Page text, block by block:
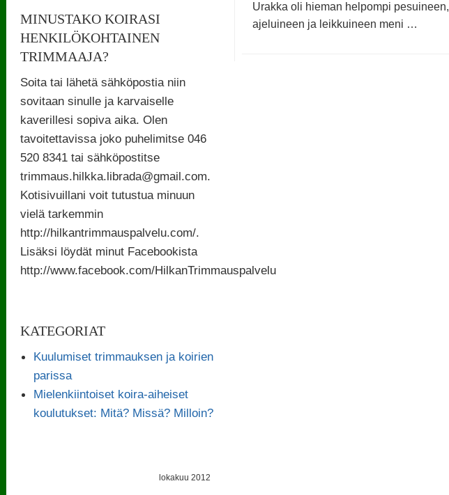
Urakka oli hieman helpompi pesuineen,
ajeluineen ja leikkuineen meni …
MINUSTAKO KOIRASI
HENKILÖKOHTAINEN
TRIMMAAJA?
Soita tai lähetä sähköpostia niin
sovitaan sinulle ja karvaiselle
kaverillesi sopiva aika. Olen
tavoitettavissa joko puhelimitse 046
520 8341 tai sähköpostitse
trimmaus.hilkka.librada@gmail.com.
Kotisivuillani voit tutustua minuun
vielä tarkemmin
http://hilkantrimmauspalvelu.com/.
Lisäksi löydät minut Facebookista
http://www.facebook.com/HilkanTrimmauspalvelu
KATEGORIAT
Kuulumiset trimmauksen ja koirien
parissa
Mielenkiintoiset koira-aiheiset
koulutukset: Mitä? Missä? Milloin?
lokakuu 2012